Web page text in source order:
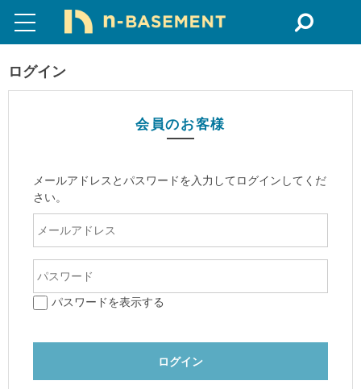
ログイン
会員のお客様
メールアドレスとパスワードを入力してログインしてくだ
さい。
パスワードを表示する